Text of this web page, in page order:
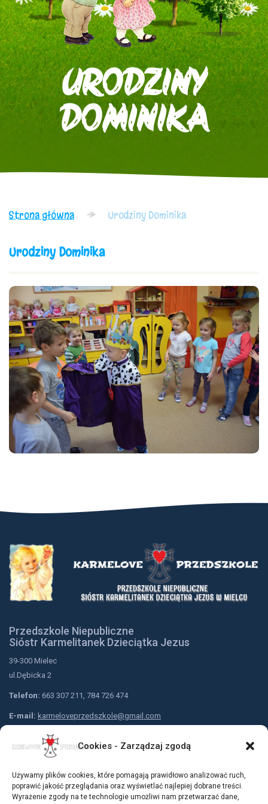
Cookies - Zarządzaj zgodą
Używamy plików cookies, które pomagają prawidłowo analizować ruch,
poprawić jakość przeglądania oraz wyświetlać najlepiej dobrane treści.
Wyrażenie zgody na te technologie umożliwi nam przetwarzać dane,
URODZINY
DOMINIKA
Strona główna Urodziny Dominika
Urodziny Dominika
Przedszkole Niepubliczne
Sióstr Karmelitanek Dzieciątka Jezus
39-300 Mielec
ul.Dębicka 2
Telefon: 663 307 211, 784 726 474
E-mail: karmeloveprzedszkole@gmail.com
Nr konta przedszkola:
Bank Spółdzielczy w Mielcu
Dołącz do nas: